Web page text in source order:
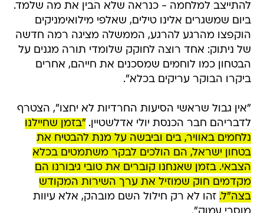
להתייצב למלחמה - כנראה שלא הבין את מה שלמד.
ביום שמשגרים אלינו טילים, שאלפי מילואימניקים
הוקפצו מהרגע להרגע, הממשלה מציגה רמה חדשה
של ניתוק: אחד רוצה לחוקק שלומדי תורה מגנים על
הבטחון כמו לוחמים שמסכנים את חייהם, אחרים
ביקרו הבוקר עריקים בכלא".
"אין גבול שראשי הסיעות החרדיות לא יחצו", הצטרף
לדבריהם חבר הכנסת יולי אדלשטיין."בזמן שחיילנו
נלחמים באוויר, בים וביבשה על מנת להבטיח את
בטחון ישראל, הם הולכים לבקר משתמטים בכלא
הצבאי. בזמן שאנחנו קוברים את טובי גיבורנו הם
מקדמים חוק שמוזיל את ערך השירות המקודש
בצה"ל. זהו לא רק חילול השם מובהק, אלא עיוות